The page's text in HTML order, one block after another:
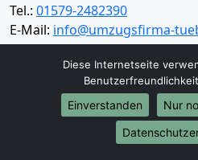
Tel.: 01579-2482390
E-Mail: info@umzugsfirma-
Öffnungszeiten:Mo - Sa:
Impressum
Datenschutz
Diese Internetseite
Einverstanden
Nur